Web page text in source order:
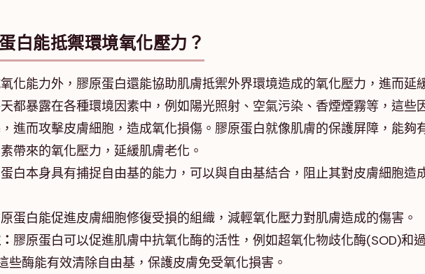
白能抵禦環境氧化壓力？
化能力外，膠原蛋白還能協助肌膚抵禦外界環境造成的氧化壓力，進而延
都暴露在各種環境因素中，例如陽光照射、空氣污染、香煙煙霧等，這些
進而攻擊皮膚細胞，造成氧化損傷。膠原蛋白就像肌膚的保護屏障，能夠
帶來的氧化壓力，延緩肌膚老化。
白本身具有捕捉自由基的能力，可以與自由基結合，阻止其對皮膚細胞造
蛋白能促進皮膚細胞修復受損的組織，減輕氧化壓力對肌膚造成的傷害。
膠原蛋白可以促進肌膚中抗氧化酶的活性，例如超氧化物歧化酶(SOD)和
些酶能有效清除自由基，保護皮膚免受氧化損害。